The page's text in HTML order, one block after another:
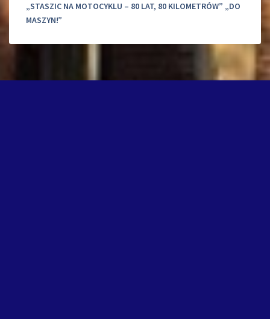
„STASZIC NA MOTOCYKLU – 80 LAT, 80 KILOMETRÓW” „DO
MASZYN!”